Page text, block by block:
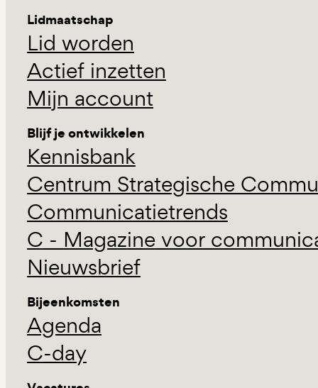
Lidmaatschap
Lid worden
Actief inzetten
Mijn account
Blijf je ontwikkelen
Kennisbank
Centrum Strategische
Communicatietrends
C - Magazine voor
Nieuwsbrief
Bijeenkomsten
Agenda
C-day